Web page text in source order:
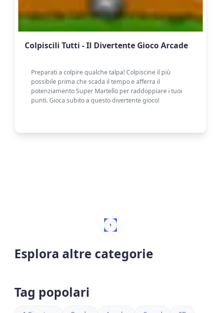
Colpiscili Tutti - Il Divertente Gioco Arcade
Preparati a colpire qualche talpa! Colpiscine il più
possibile prima che scada il tempo e afferra il
potenziamento Super Martello per raddoppiare i tuoi
punti. Gioca subito a questo divertente gioco!
1
Esplora altre categorie
Tag popolari